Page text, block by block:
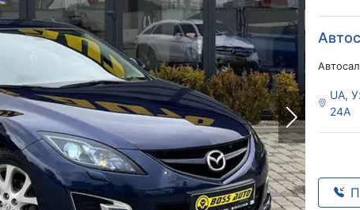
UA,
24А